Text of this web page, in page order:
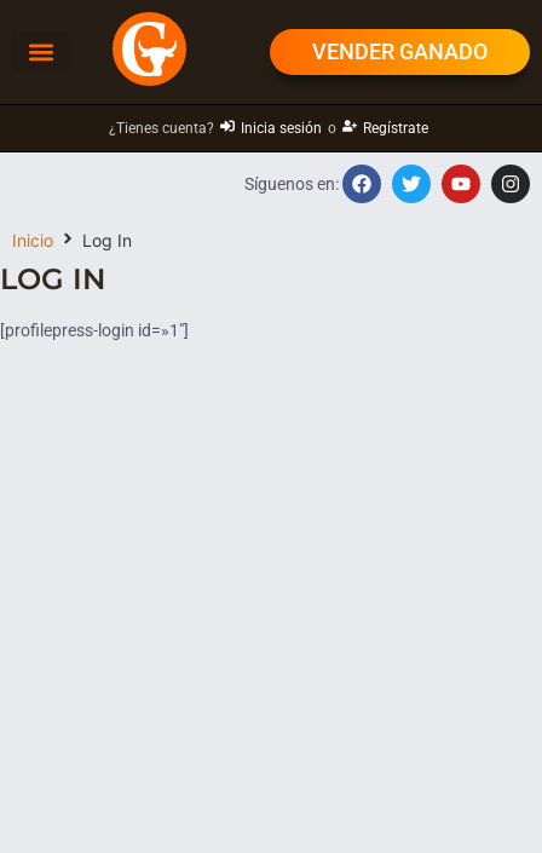
VENDER GANADO
¿Tienes cuenta? Inicia sesión o Regístrate
Inicio Log In
Síguenos en:
LOG IN
[profilepress-login id=»1″]